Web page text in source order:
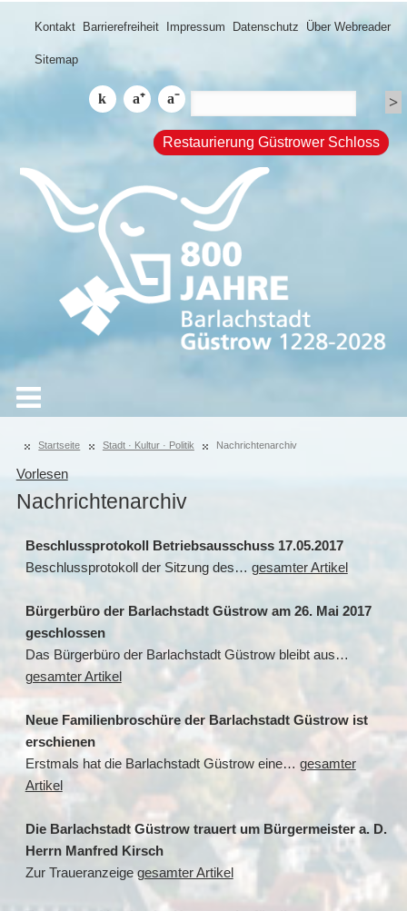
Kontakt Barrierefreiheit Impressum Datenschutz Über Webreader
Sitemap
Restaurierung Güstrower Schloss
Startseite Stadt · Kultur · Politik Nachrichtenarchiv
Vorlesen
Nachrichtenarchiv
Beschlussprotokoll Betriebsausschuss 17.05.2017
Beschlussprotokoll der Sitzung des… gesamter Artikel
Bürgerbüro der Barlachstadt Güstrow am 26. Mai 2017
geschlossen
Das Bürgerbüro der Barlachstadt Güstrow bleibt aus…
gesamter Artikel
Neue Familienbroschüre der Barlachstadt Güstrow ist
erschienen
Erstmals hat die Barlachstadt Güstrow eine… gesamter
Artikel
Die Barlachstadt Güstrow trauert um Bürgermeister a. D.
Herrn Manfred Kirsch
Zur Traueranzeigegesamter Artikel